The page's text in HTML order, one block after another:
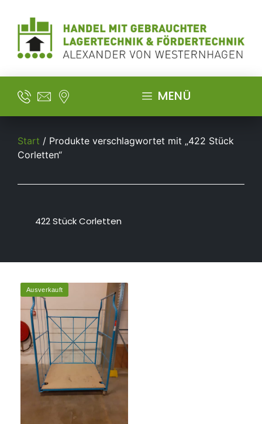
MENÜ
Start / Produkte verschlagwortet mit „422 Stück
Corletten“
422 Stück Corletten
Ausverkauft